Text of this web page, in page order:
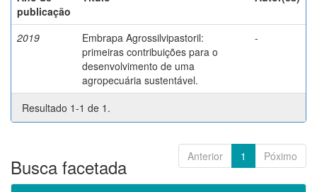
publicação
2019
Embrapa Agrossilvipastoril:
primeiras contribuições para o
desenvolvimento de uma
agropecuária sustentável.
-
Resultado 1-1 de 1.
Anterior 1 Póximo
Busca facetada